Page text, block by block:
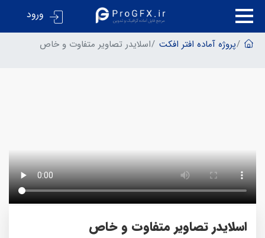
ورود
پروژه آماده افتر افکت اسلایدر تصاویر متفاوت و خاص
اسلایدر تصاویر متفاوت و خاص